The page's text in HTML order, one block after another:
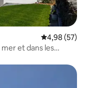
Évaluation
4,98 (57)
et dans les